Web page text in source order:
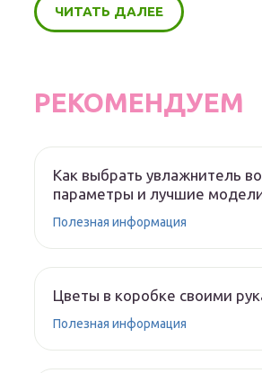
ЧИТАТЬ ДАЛЕЕ
РЕКОМЕНДУЕМ
Как выбрать увлажнитель
параметры и лучшие
Полезная информация
Цветы в коробке своими
Полезная информация